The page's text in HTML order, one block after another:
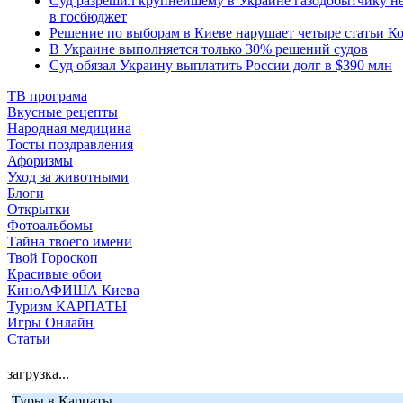
в госбюджет
Решение по выборам в Киеве нарушает четыре статьи
В Украине выполняется только 30% решений судов
Суд обязал Украину выплатить России долг в $390 млн
ТВ програма
Вкусные рецепты
Народная медицина
Тосты поздравления
Афоризмы
Уход за животными
Блоги
Открытки
Фотоальбомы
Тайна твоего имени
Твой Гороскоп
Красивые обои
КиноАФИША Киева
Туризм КАРПАТЫ
Игры Онлайн
Статьи
загрузка...